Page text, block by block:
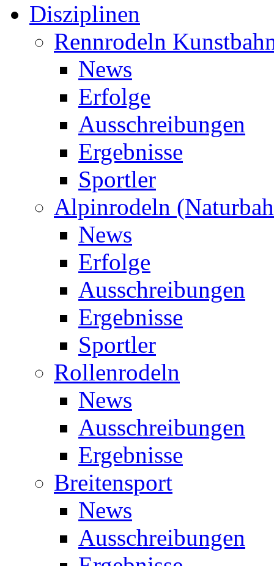
Disziplinen
Rennrodeln
News
Erfolge
Ausschreibungen
Ergebnisse
Sportler
Alpinrodeln
News
Erfolge
Ausschreibungen
Ergebnisse
Sportler
Rollenrodeln
News
Ausschreibungen
Ergebnisse
Breitensport
News
Ausschreibungen